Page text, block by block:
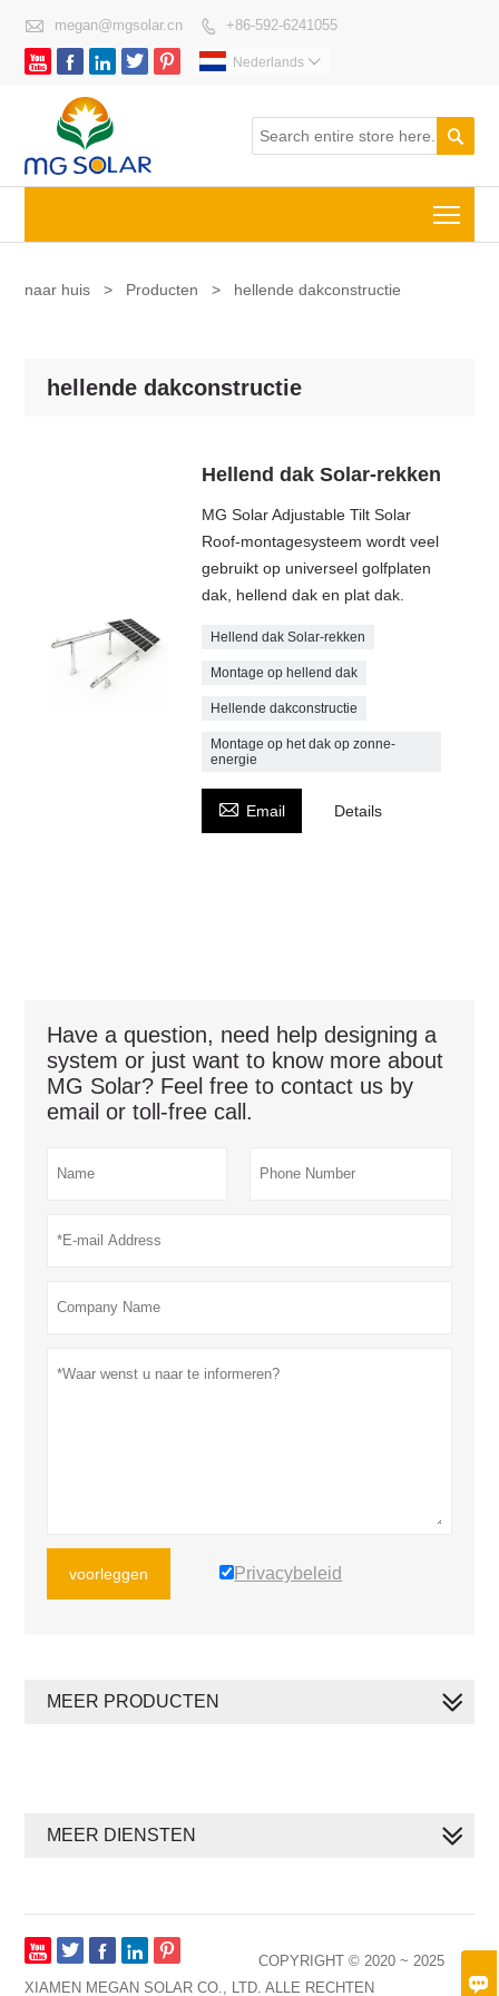

 megan@mgsolar.cn  +86-592-6241055
     Nederlands 

naar huis > Producten > hellende dakconstructie
hellende dakconstructie
Hellend dak Solar-rekken
MG Solar Adjustable Tilt Solar
Roof-montagesysteem wordt veel
gebruikt op universeel golfplaten
dak, hellend dak en plat dak.
Hellend dak Solar-rekken
Montage op hellend dak
Hellende dakconstructie
Montage op het dak op zonne-
energie
 Email Details
Have a question, need help designing a
system or just want to know more about
MG Solar? Feel free to contact us by
email or toll-free call.
voorleggen Privacybeleid
MEER PRODUCTEN
MEER DIENSTEN
    
COPYRIGHT © 2020 ~ 2025
XIAMEN MEGAN SOLAR CO., LTD. ALLE RECHTEN